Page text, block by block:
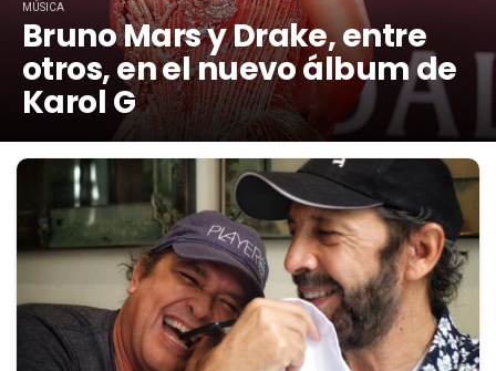
MÚSICA
Bruno Mars y Drake, entre
otros, en el nuevo álbum de
Karol G